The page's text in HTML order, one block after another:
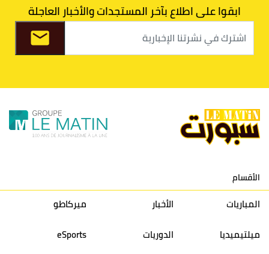
36
37
9 الكوكب المراكشي 30
27
26
36
10 النادي المكناسي 30
24
33
36
11 نادي النهضة زمامرة 30
28
37
33
13 إتحاد تواركة 30
32
40
31
ابقوا على اطلاع بآخر المستجدات والأخبار العاجلة
الأقسام
المباريات الأخبار
ميركاطو
ميلتيميديا
الدوريات eSports